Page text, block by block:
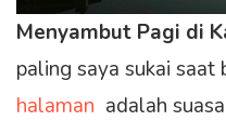
Menyambut Pagi di
paling saya sukai saat
halaman adalah